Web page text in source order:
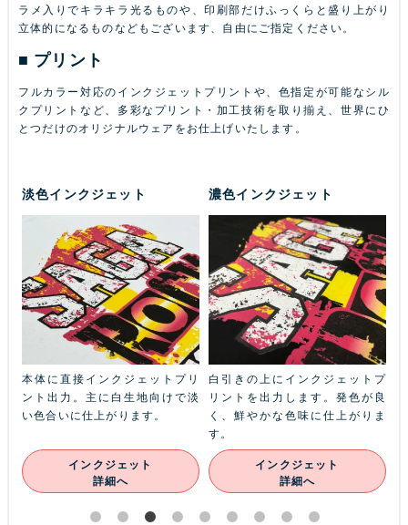
ラメ入りでキラキラ光るものや、印刷部だけふっくらと盛り上がり
立体的になるものなどもございます、自由にご指定ください。
プリント
フルカラー対応のインクジェットプリントや、色指定が可能なシル
クプリントなど、多彩なプリント・加工技術を取り揃え、世界にひ
とつだけのオリジナルウェアをお仕上げいたします。
淡色インクジェット
本体に直接インクジェットプリ
ント出力。主に白生地向けで淡
い色合いに仕上がります。
インクジェット
詳細へ
濃色インクジェット
白引きの上にインクジェットプ
リントを出力します。発色が良
く、鮮やかな色味に仕上がりま
す。
インクジェット
詳細へ